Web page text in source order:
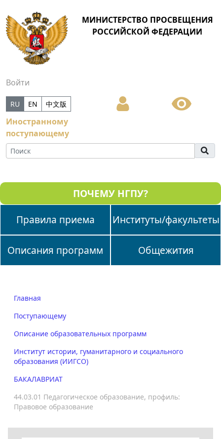
МИНИСТЕРСТВО ПРОСВЕЩЕНИЯ
РОССИЙСКОЙ ФЕДЕРАЦИИ
Войти
Иностранному
поступающему
RU EN 中文版
ПОЧЕМУ НГПУ?
Правила приема
Институты/факультеты
Описания программ Общежития
Главная
Поступающему
Описание образовательных программ
Институт истории, гуманитарного и социального
образования (ИИГСО)
БАКАЛАВРИАТ
44.03.01 Педагогическое образование, профиль:
Правовое образование